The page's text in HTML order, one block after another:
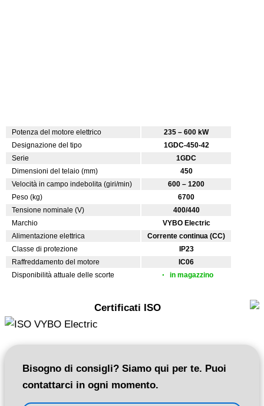
Potenza del motore elettrico
235 – 600 kW
Designazione del tipo
1GDC-450-42
Serie
1GDC
Dimensioni del telaio (mm)
450
Velocità in campo indebolita (giri/min)
600 – 1200
Peso (kg)
6700
Tensione nominale (V)
400/440
Marchio
VYBO Electric
Alimentazione elettrica
Corrente continua (CC)
Classe di protezione
IP23
Raffreddamento del motore
IC06
Disponibilità attuale delle scorte
in magazzino
Certificati ISO
Bisogno di consigli? Siamo qui per te. Puoi
contattarci in ogni momento.